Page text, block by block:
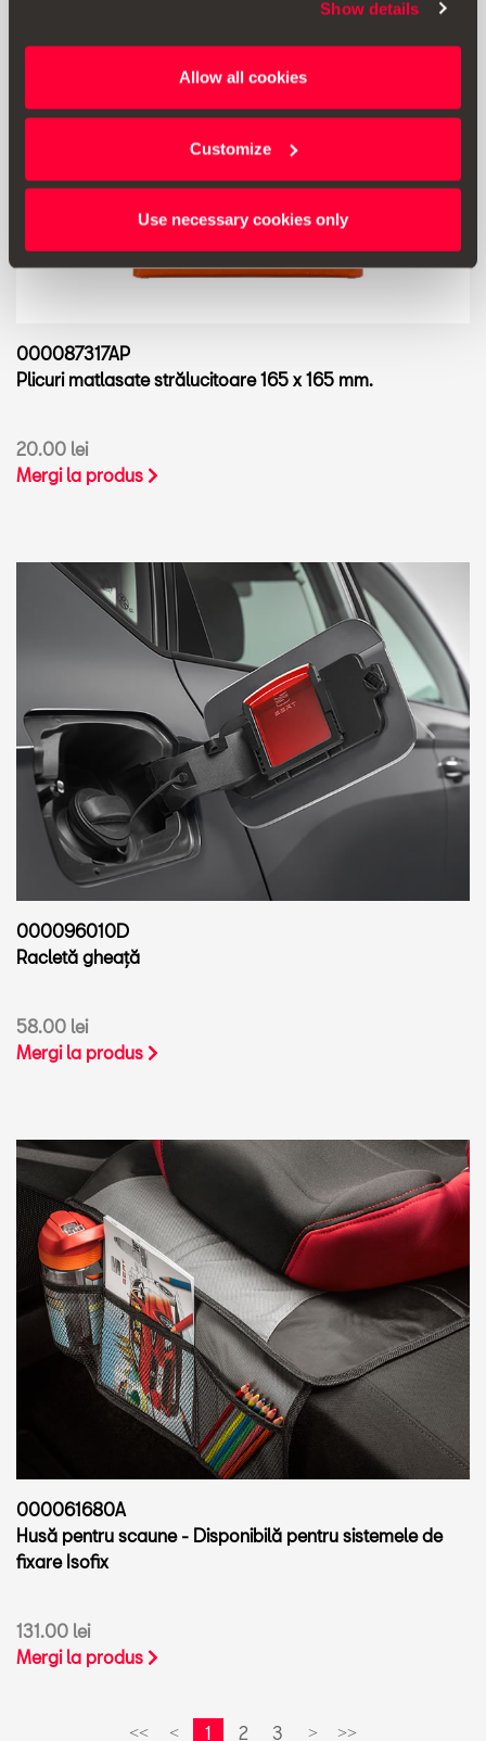
Show details
Allow all cookies
Customize
Use necessary cookies only
000087317AP
Plicuri matlasate strălucitoare 165 x 165 mm.
20.00 lei
Mergi la produs
000096010D
Racletă gheață
58.00 lei
Mergi la produs
000061680A
Husă pentru scaune - Disponibilă pentru sistemele de
fixare Isofix
131.00 lei
Mergi la produs
<< < 1 2 3 > >>